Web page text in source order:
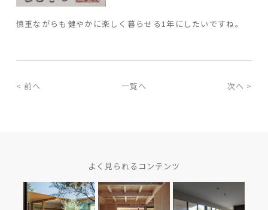
慎重ながらも健やかに楽しく暮らせる1年にしたいですね。
< 前へ 一覧へ 次へ >
よく見られるコンテンツ